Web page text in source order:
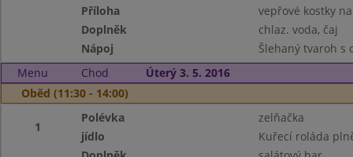
Příloha
vepřové kostky
Doplněk
chlaz. voda, čaj
Nápoj
Šlehaný tvaroh s
Menu
Chod
Úterý 3. 5. 2016
Oběd (11:30 - 14:00)
1
Polévka
zelňačka
jídlo
Kuřecí roláda